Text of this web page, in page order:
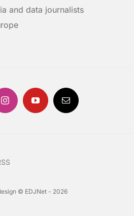
and data journalists
© EDJNet - 2026